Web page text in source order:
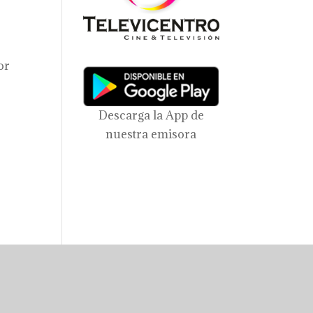
Descarga la App de
nuestra emisora